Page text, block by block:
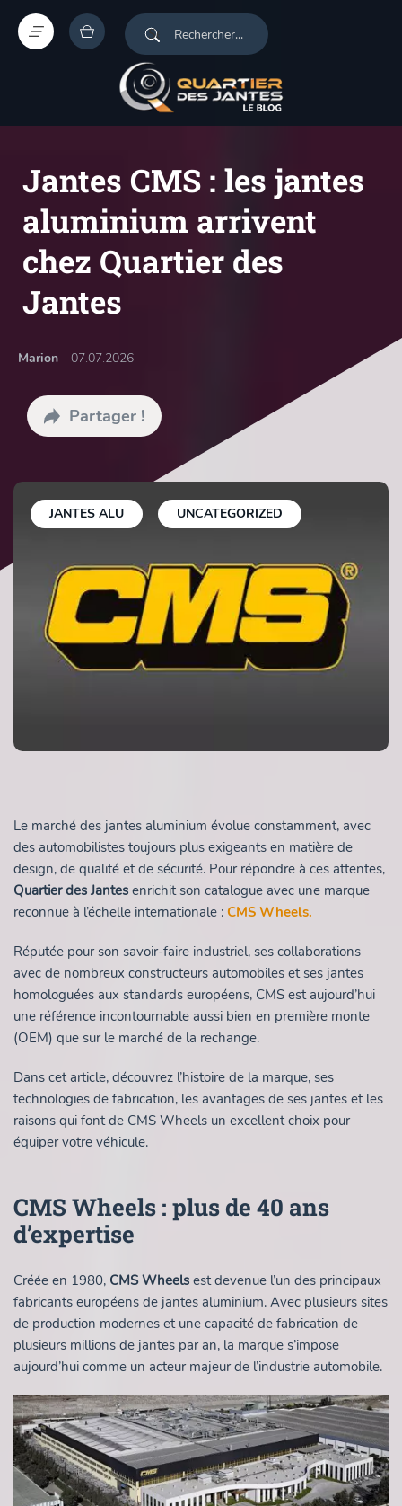
Jantes CMS : les jantes
aluminium arrivent
chez Quartier des
Jantes
Marion - 07.07.2026
Partager !
JANTES ALU UNCATEGORIZED
Le marché des jantes aluminium évolue constamment, avec
des automobilistes toujours plus exigeants en matière de
design, de qualité et de sécurité. Pour répondre à ces attentes,
Quartier des Jantes enrichit son catalogue avec une marque
reconnue à l’échelle internationale : CMS Wheels.
Réputée pour son savoir-faire industriel, ses collaborations
avec de nombreux constructeurs automobiles et ses jantes
homologuées aux standards européens, CMS est aujourd’hui
une référence incontournable aussi bien en première monte
(OEM) que sur le marché de la rechange.
Dans cet article, découvrez l’histoire de la marque, ses
technologies de fabrication, les avantages de ses jantes et les
raisons qui font de CMS Wheels un excellent choix pour
équiper votre véhicule.
CMS Wheels : plus de 40 ans
d’expertise
Créée en 1980, CMS Wheels est devenue l’un des principaux
fabricants européens de jantes aluminium. Avec plusieurs sites
de production modernes et une capacité de fabrication de
plusieurs millions de jantes par an, la marque s’impose
aujourd’hui comme un acteur majeur de l’industrie automobile.